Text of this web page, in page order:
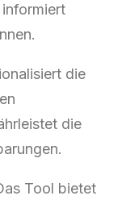
die
die
Tool bietet